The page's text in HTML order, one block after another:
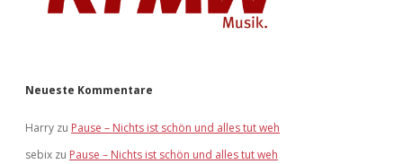
Neueste Kommentare
Harry zu Pause – Nichts ist schön und alles tut weh
sebix zu Pause – Nichts ist schön und alles tut weh